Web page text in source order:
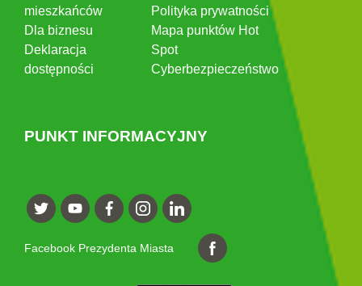
mieszkańców
Dla biznesu
Deklaracja
dostępności
Polityka prywatności
Mapa punktów Hot
Spot
Cyberbezpieczeństwo
PUNKT INFORMACYJNY
Facebook Prezydenta Miasta